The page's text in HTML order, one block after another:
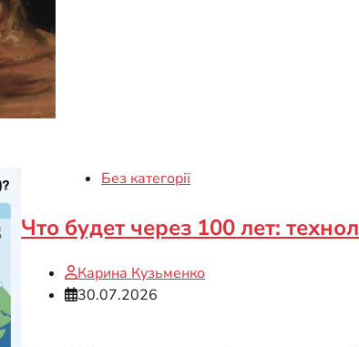
Без категорії
Что будет через 100 лет:
Карина Кузьменко
30.07.2026